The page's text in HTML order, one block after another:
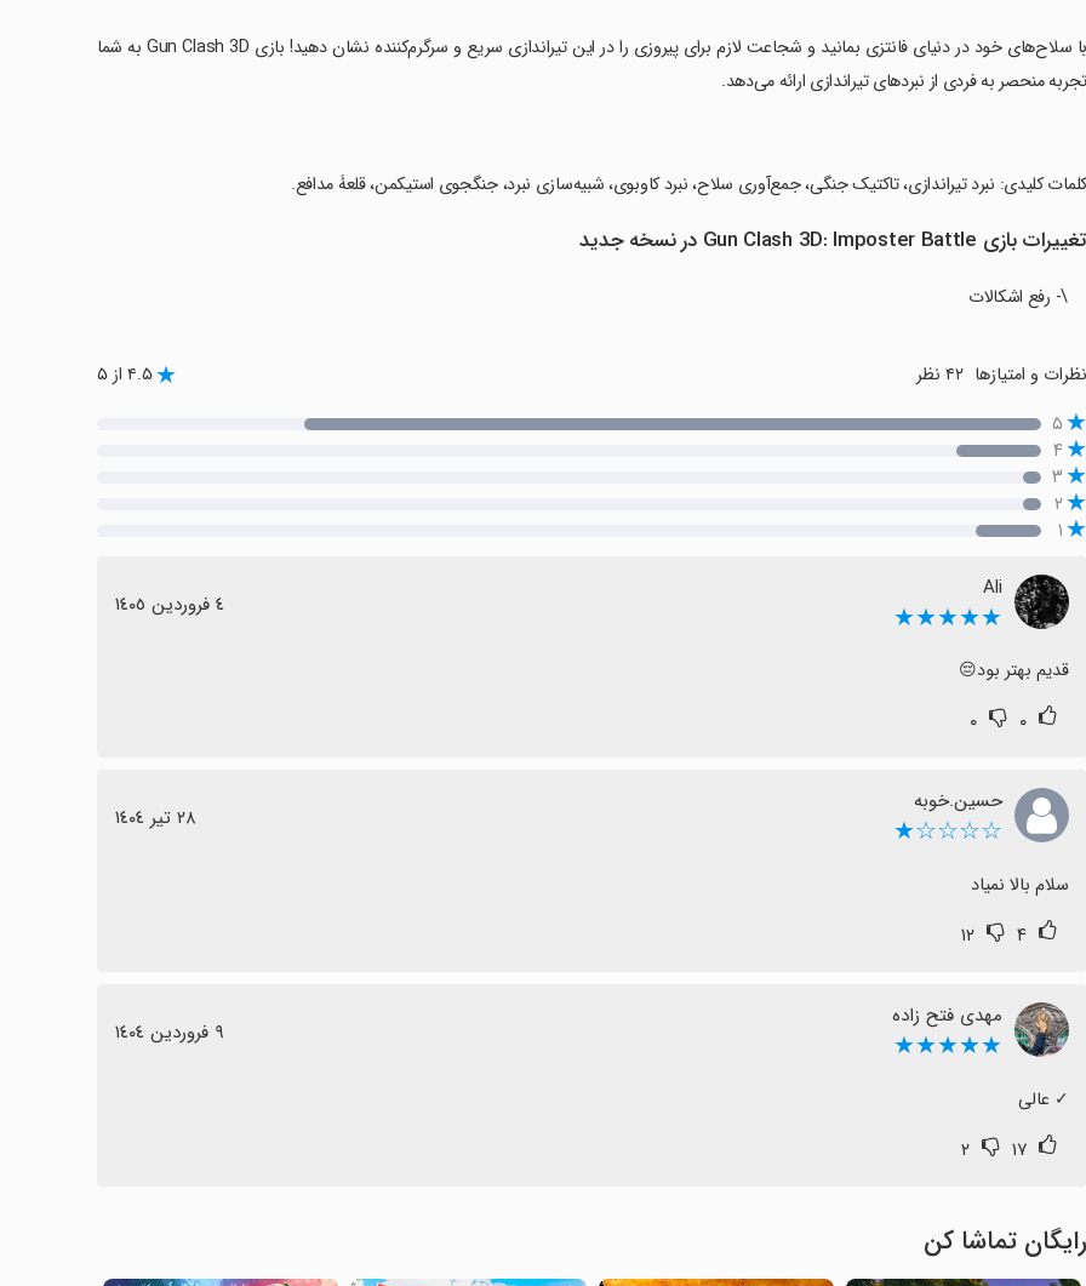
‏با سلاح‌های خود در دنیای فانتزی بمانید و شجاعت لازم برای پیروزی را در این تیراندازی سریع و سرگرم‌کننده نشان دهید! بازی Gun Clash 3D به شما
تجربه منحصر به فردی از نبردهای تیراندازی ارائه می‌دهد.
‏کلمات کلیدی: نبرد تیراندازی، تاکتیک جنگی، جمع‌آوری سلاح، نبرد کاوبوی، شبیه‌سازی نبرد، جنگجوی استیکمن، قلعۀ مدافع.
تغییرات بازی Gun Clash 3D: Imposter Battle در نسخه جدید
\- رفع اشکالات
نظرات و امتیازها ۴۲ نظر ۴.۵ از ۵
۵
۴
۳
۲
۱
Ali
★★★★★ ٤ فروردین ١٤٠٥
قدیم بهتر بود😔
۰ ۰
حسین.خوبه
☆☆☆☆★ ٢٨ تیر ١٤٠٤
سلام بالا نمیاد
۴ ۱۲
مهدی فتح زاده
★★★★★ ٩ فروردین ١٤٠٤
‏✓ عالی
۱۷ ۲
رایگان تماشا کن